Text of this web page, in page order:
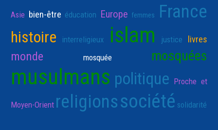
Asie bien-être éducation Europe femmes France
histoire interreligieux islam justice livres
monde mosquée mosquées
musulmans politique Proche et
Moyen-Orient religionssociété solidarité